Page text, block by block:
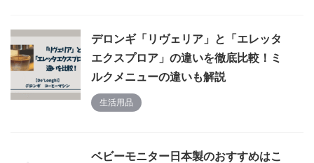
デロンギ「リヴェリア」と「エレッタ
エクスプロア」の違いを徹底比較！ミ
ルクメニューの違いも解説
生活用品
ベビーモニター日本製のおすすめはこ